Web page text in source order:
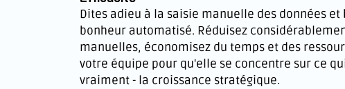
Dites adieu à la saisie manuelle des données et
bonheur automatisé. Réduisez
manuelles, économisez du temps et des
votre équipe pour qu'elle se concentre sur ce
vraiment - la croissance stratégique.